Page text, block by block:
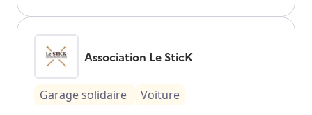
Association Le SticK
Garage solidaire
Voiture